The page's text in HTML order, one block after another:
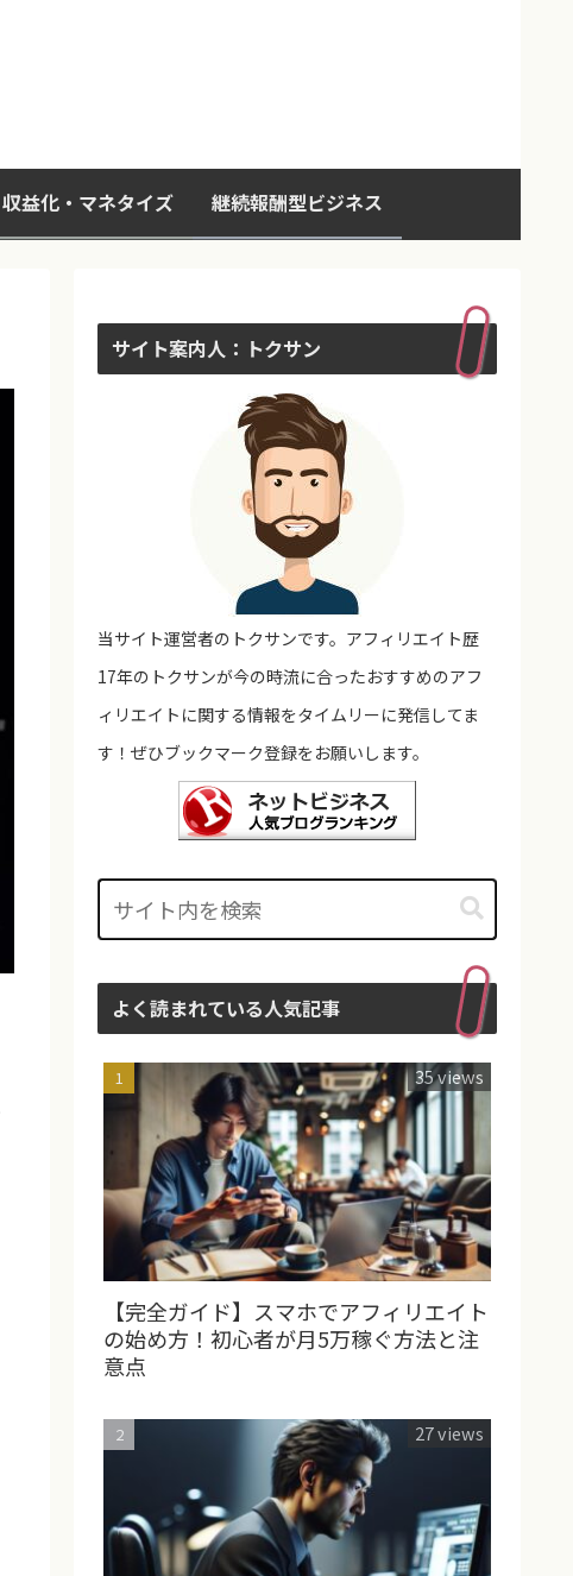
収益化・マネタイズ 継続報酬型ビジネス
サイト案内人：トクサン
当サイト運営者のトクサンです。アフィリエイト歴
17年のトクサンが今の時流に合ったおすすめのアフ
ィリエイトに関する情報をタイムリーに発信してま
す！ぜひブックマーク登録をお願いします。
よく読まれている人気記事
【完全ガイド】スマホでアフィリエイト
の始め方！初心者が月5万稼ぐ方法と注
意点
35 views
27 views